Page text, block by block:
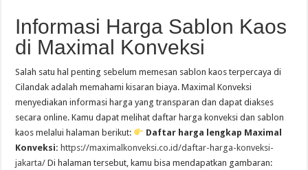
Informasi Harga Sablon Kaos
di Maximal Konveksi
Salah satu hal penting sebelum memesan sablon kaos terpercaya di
Cilandak adalah memahami kisaran biaya. Maximal Konveksi
menyediakan informasi harga yang transparan dan dapat diakses
secara online. Kamu dapat melihat daftar harga konveksi dan sablon
kaos melalui halaman berikut:
Daftar harga lengkap Maximal
Konveksi: https://maximalkonveksi.co.id/daftar-harga-konveksi-
jakarta/ Di halaman tersebut, kamu bisa mendapatkan gambaran: